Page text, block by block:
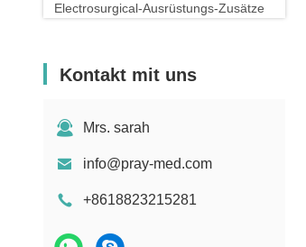
Electrosurgical-Ausrüstungs-Zusätze
Kontakt mit uns
Mrs. sarah
info@pray-med.com
+8618823215281